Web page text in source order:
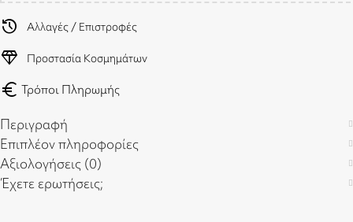
history Αλλαγές / Επιστροφές
diamond Προστασία Κοσμημάτων
euro Τρόποι Πληρωμής
Περιγραφή
Επιπλέον πληροφορίες
Αξιολογήσεις (0)
Έχετε ερωτήσεις;